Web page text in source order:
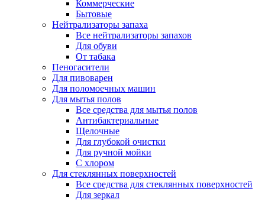
Коммерческие
Бытовые
Нейтрализаторы запаха
Все нейтрализаторы запахов
Для обуви
От табака
Пеногасители
Для пивоварен
Для поломоечных машин
Для мытья полов
Все средства для мытья полов
Антибактериальные
Щелочные
Для глубокой очистки
Для ручной мойки
С хлором
Для стеклянных поверхностей
Все средства для стеклянных поверхностей
Для зеркал